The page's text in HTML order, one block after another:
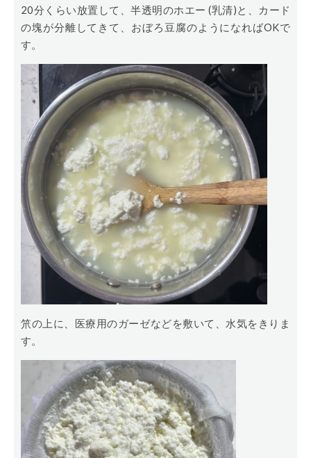
20分くらい放置して、半透明のホエー (乳清)と、カード
の塊が分離してきて、おぼろ豆腐のようになればOKで
す。
笊の上に、医療用のガーゼなどを敷いて、水気をきりま
す。